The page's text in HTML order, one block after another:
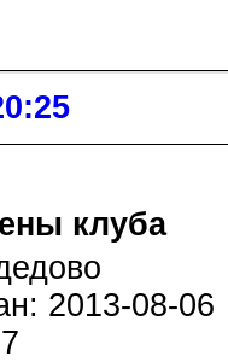
клуба
2013-08-06